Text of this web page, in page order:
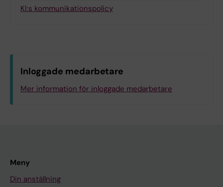
KI:s kommunikationspolicy
Inloggade medarbetare
Mer information för inloggade medarbetare
Meny
Din anställning